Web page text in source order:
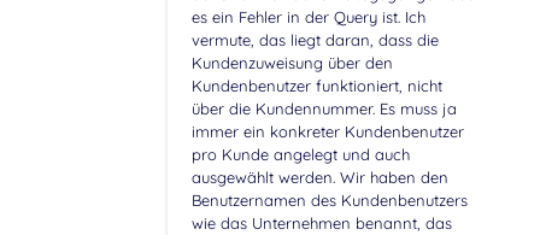
es ein Fehler in der Query ist. Ich
vermute, das liegt daran, dass die
Kundenzuweisung über den
Kundenbenutzer funktioniert, nicht
über die Kundennummer. Es muss ja
immer ein konkreter Kundenbenutzer
pro Kunde angelegt und auch
ausgewählt werden. Wir haben den
Benutzernamen des Kundenbenutzers
wie das Unternehmen benannt, das